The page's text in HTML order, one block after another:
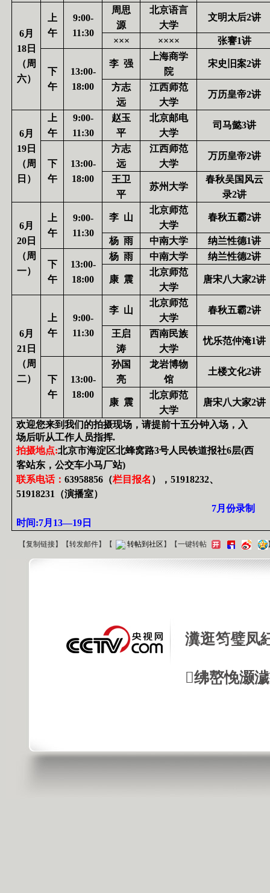
6月
18日
（周
六）
上
午
9:00-
11:30
周思
源
北京语言
大学
文明太后2讲
××× ×××× 张謇1讲
下
午
13:00-
18:00
李 强
上海商学
院
宋史旧案2讲
方志
远
江西师范
大学
万历皇帝2讲
6月
19日
（周
日）
上
午
9:00-
11:30
赵玉
平
北京邮电
大学
司马懿3讲
下
午
13:00-
18:00
方志
远
江西师范
大学
万历皇帝2讲
王卫
平
苏州大学
春秋吴国风云
录2讲
6月
20日
（周
一）
上
午
9:00-
11:30
李 山
北京师范
大学
春秋五霸2讲
杨 雨 中南大学 纳兰性德1讲
下
午
13:00-
18:00
杨 雨 中南大学 纳兰性德2讲
康 震
北京师范
大学
唐宋八大家2讲
6月
21 日
（周
二）
上
午
9:00-
11:30
李 山
北京师范
大学
春秋五霸2讲
王启
涛
西南民族
大学
忧乐范仲淹1讲
下
午
13:00-
18:00
孙国
亮
龙岩博物
馆
土楼文化2讲
康 震
北京师范
大学
唐宋八大家2讲
欢迎您来到我们的拍摄现场，请提前十五分钟入场，入
场后听从工作人员指挥.
拍摄地点:北京市海淀区北蜂窝路3号人民铁道报社6层(西
客站东，公交车小马厂站)
联系电话：63958856 （栏目报名 ），51918232、
51918231
（演播室）
7月份录制
时间:7月 13—19 日
【复制链接】【转发邮件】 【 转帖到社区】【一键转帖
瀵逛笉璧凤
绋嶅悗灏